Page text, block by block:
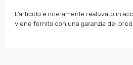
L’articolo è interamente realizzato in
viene fornito con una garanzia del